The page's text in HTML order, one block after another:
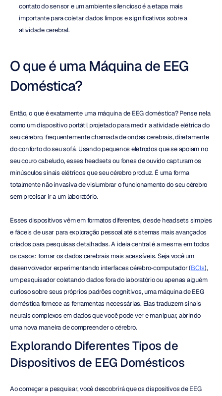
contato do sensor e um ambiente silencioso é a etapa mais
importante para coletar dados limpos e significativos sobre a
atividade cerebral.
O que é uma Máquina de EEG
Doméstica?
Então, o que é exatamente uma máquina de EEG doméstica? Pense nela
como um dispositivo portátil projetado para medir a atividade elétrica do
seu cérebro, frequentemente chamada de ondas cerebrais, diretamente
do conforto do seu sofá. Usando pequenos eletrodos que se apoiam no
seu couro cabeludo, esses headsets ou fones de ouvido capturam os
minúsculos sinais elétricos que seu cérebro produz. É uma forma
totalmente não invasiva de vislumbrar o funcionamento do seu cérebro
sem precisar ir a um laboratório.
Esses dispositivos vêm em formatos diferentes, desde headsets simples
e fáceis de usar para exploração pessoal até sistemas mais avançados
criados para pesquisas detalhadas. A ideia central é a mesma em todos
os casos: tornar os dados cerebrais mais acessíveis. Seja você um
desenvolvedor experimentando interfaces cérebro-computador (BCIs),
um pesquisador coletando dados fora do laboratório ou apenas alguém
curioso sobre seus próprios padrões cognitivos, uma máquina de EEG
doméstica fornece as ferramentas necessárias. Elas traduzem sinais
neurais complexos em dados que você pode ver e manipuar, abrindo
uma nova maneira de compreender o cérebro.
Explorando Diferentes Tipos de
Dispositivos de EEG Domésticos
Ao começar a pesquisar, você descobrirá que os dispositivos de EEG